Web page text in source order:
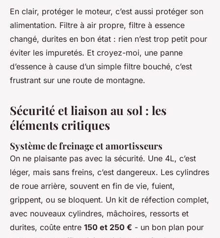
En clair, protéger le moteur, c’est aussi protéger son
alimentation. Filtre à air propre, filtre à essence
changé, durites en bon état : rien n’est trop petit pour
éviter les impuretés. Et croyez-moi, une panne
d’essence à cause d’un simple filtre bouché, c’est
frustrant sur une route de montagne.
Sécurité et liaison au sol : les
éléments critiques
Système de freinage et amortisseurs
On ne plaisante pas avec la sécurité. Une 4L, c’est
léger, mais sans freins, c’est dangereux. Les cylindres
de roue arrière, souvent en fin de vie, fuient,
grippent, ou se bloquent. Un kit de réfection complet,
avec nouveaux cylindres, mâchoires, ressorts et
durites, coûte entre 150 et 250 € - un bon plan pour